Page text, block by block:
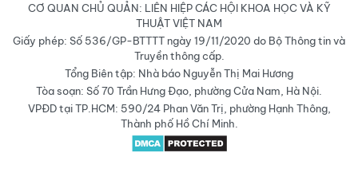
CƠ QUAN CHỦ QUẢN: LIÊN HIỆP CÁC HỘI KHOA HỌC VÀ KỸ
THUẬT VIỆT NAM
Giấy phép: Số 536/GP-BTTTT ngày 19/11/2020 do Bộ Thông tin và
Truyền thông cấp.
Tổng Biên tập: Nhà báo Nguyễn Thị Mai Hương
Tòa soạn: Số 70 Trần Hưng Đạo, phường Cửa Nam, Hà Nội.
VPĐD tại TP.HCM: 590/24 Phan Văn Trị, phường Hạnh Thông,
Thành phố Hồ Chí Minh.